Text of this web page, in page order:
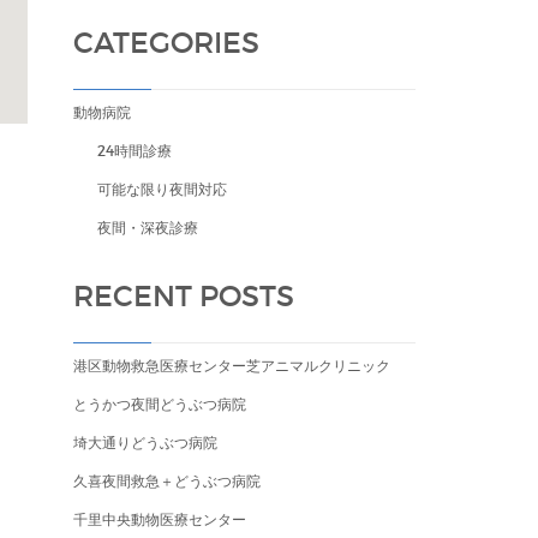
CATEGORIES
動物病院
24時間診療
可能な限り夜間対応
夜間・深夜診療
RECENT POSTS
港区動物救急医療センター芝アニマルクリニック
とうかつ夜間どうぶつ病院
埼大通りどうぶつ病院
久喜夜間救急＋どうぶつ病院
千里中央動物医療センター